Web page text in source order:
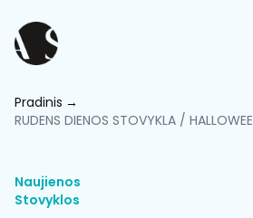
Pradinis
RUDENS DIENOS STOVYKLA /
Naujienos
Stovyklos